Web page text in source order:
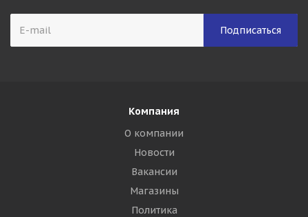
Компания
О компании
Новости
Вакансии
Магазины
Политика